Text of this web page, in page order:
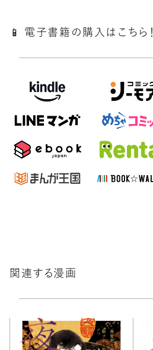
📱 電子書籍の購入はこちら！
関連する漫画